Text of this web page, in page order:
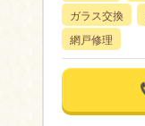
ガラス交換
網戸修理